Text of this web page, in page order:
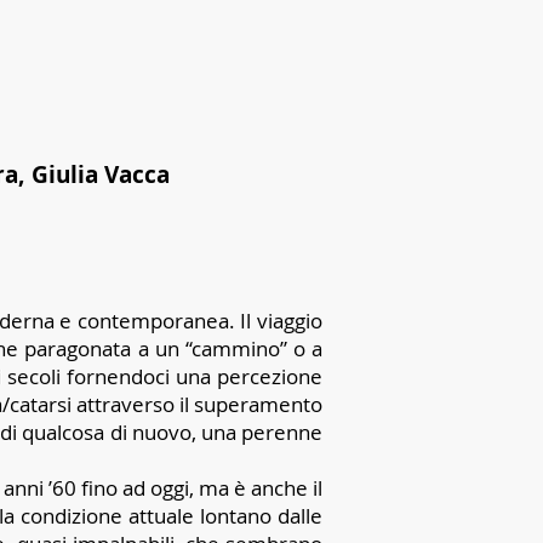
Giulia Vacca
e contemporanea. Il viaggio
paragonata a un “cammino” o a
fornendoci una percezione
catarsi attraverso il superamento
qualcosa di nuovo, una perenne
’60 fino ad oggi, ma è anche il
condizione attuale lontano dalle